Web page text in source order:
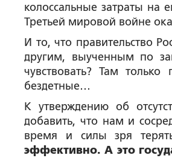
колоссальные затраты на
Третьей мировой войне
И то, что правительство
другим, выученным по
чувствовать? Там
бездетные…
К утверждению об
добавить, что нам и
время и силы зря
эффективно. А это